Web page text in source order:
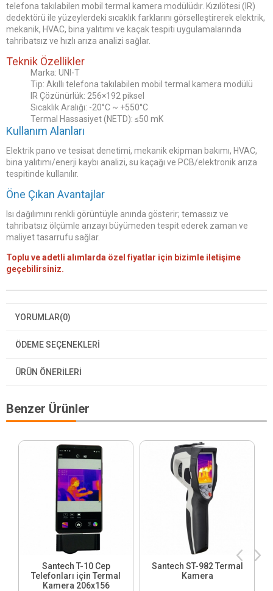
telefona takılabilen mobil termal kamera modülüdır. Kızılötesi (IR)
dedektörü ile yüzeylerdeki sıcaklık farklarını görselleştirerek elektrik,
mekanik, HVAC, bina yalıtımı ve kaçak tespiti uygulamalarında
tahribatsız ve hızlı arıza analizi sağlar.
Teknik Özellikler
Marka: UNI-T
Tip: Akıllı telefona takılabilen mobil termal kamera modülü
IR Çözünürlük: 256×192 piksel
Sıcaklık Aralığı: -20°C ~ +550°C
Termal Hassasiyet (NETD): ≤50 mK
Kullanım Alanları
Elektrik pano ve tesisat denetimi, mekanik ekipman bakımı, HVAC,
bina yalıtımı/enerji kaybı analizi, su kaçağı ve PCB/elektronik arıza
tespitinde kullanılır.
Öne Çıkan Avantajlar
Isı dağılımını renkli görüntüyle anında gösterir; temassız ve
tahribatsız ölçümle arızayı büyümeden tespit ederek zaman ve
maliyet tasarrufu sağlar.
Toplu ve adetli alımlarda özel fiyatlar için bizimle iletişime
geçebilirsiniz.
YORUMLAR(0)
ÖDEME SEÇENEKLERI
ÜRÜN ÖNERILERI
Benzer Ürünler
Santech T-10 Cep
Telefonları için Termal
Kamera 206x156
Santech ST-982 Termal
Kamera